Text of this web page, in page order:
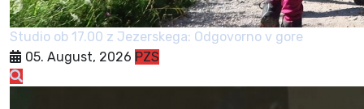
Studio ob 17.00 z Jezerskega: Odgovorno v gore
05. August, 2026 PZS